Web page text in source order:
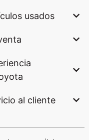
usados
al cliente